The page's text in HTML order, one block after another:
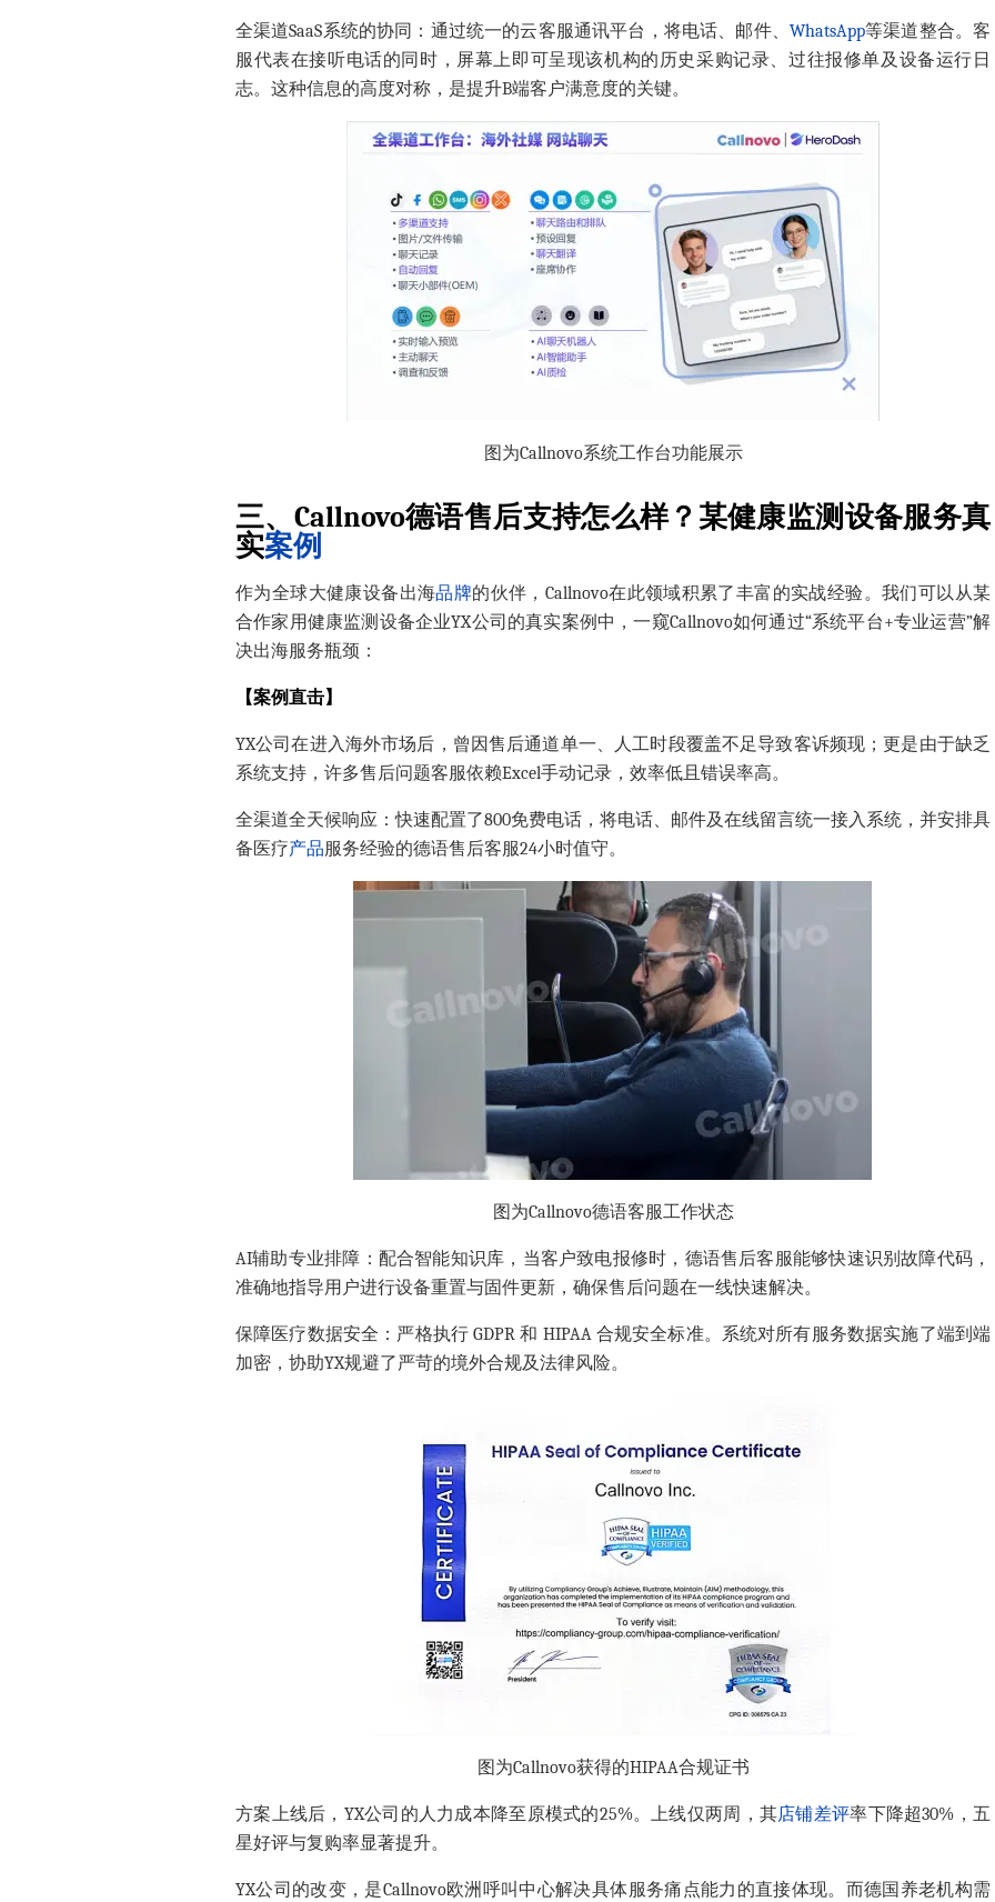
全渠道SaaS系统的协同： 通过统一的云客服通讯平台，将电话、邮件、 WhatsApp等渠道整合。客
服代表在接听电话的同时，屏幕上即可呈现该机构的历史采购记录、过往报修单及设备运行日
志。这种信息的高度对称，是提升B端客户满意度的关键。
图 为Callnovo系统工作台功能展示
三、 Callnovo德语售后支持怎么样？某健康监测设备服务真
实案例
作为全球大健康设备出海品牌的伙伴，Callnovo在此领域积累了丰富的实战经验。我们可以从某
合作家用健康监测设备企业YX公司的真实案例中，一窥Callnovo如何通过“系统平台+专业运营”解
决出海服务瓶颈：
【案例直击】
YX公司在进入海外市场后，曾因售后通道单一、人工时段覆盖不足导致客诉频现 ； 更是由于缺乏
系统支持， 许多售后问题客服依赖Excel手动记录，效率低且错误率高。
全渠道全天候响应：快速配置了800免费电话， 将电话、邮件及在线留言统一接入系统 ， 并安排具
备医疗产品服务经验的德语售后客服24小时值守。
图 为Callnovo德语客服工作状态
AI辅助专业排障：配合智能知识库 ， 当客户致电报修时， 德语售后客服能够快速识别故障代码，
准确地指导用户进行设备重置与固件更新，确保售后问题在一线快速解决。
保障医疗数据安全 ：严格执行 GDPR 和 HIPAA 合规安全标准。系统对所有服务数据实施了端到端
加密，协助YX规避了严苛的境外合规及法律风险。
图 为Callnovo获得的HIPAA合规证书
方案上线后，YX公司的人力成本降至原模式的25%。上线仅两周，其店铺差评率下降超30%，五
星好评与复购率显著提升。
YX公司的改变，是Callnovo欧洲呼叫中心解决具体服务痛点能力的直接体现。而德国养老机构需